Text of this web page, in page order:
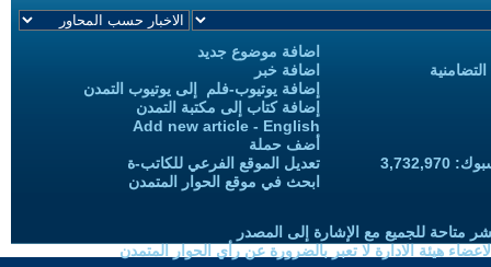
اضافة موضوع جديد
اضافة خبر
إضافة يوتيوب-فلم إلى يوتيوب التمدن
إضافة كتاب إلى مكتبة التمدن
Add new article - English
أضف حملة
تعديل الموقع الفرعي للكاتب-ة
ابحث في موقع الحوار المتمدن
متاحة للجميع مع الإشارة إلى المصدر
هيئة الادارة لا تعبر بالضرورة عن رأي الحوار المتمدن